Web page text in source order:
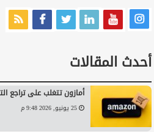
أحدث المقالات
أمازون تتغلب على تراجع
25 يونيو, 2026 9:48 م